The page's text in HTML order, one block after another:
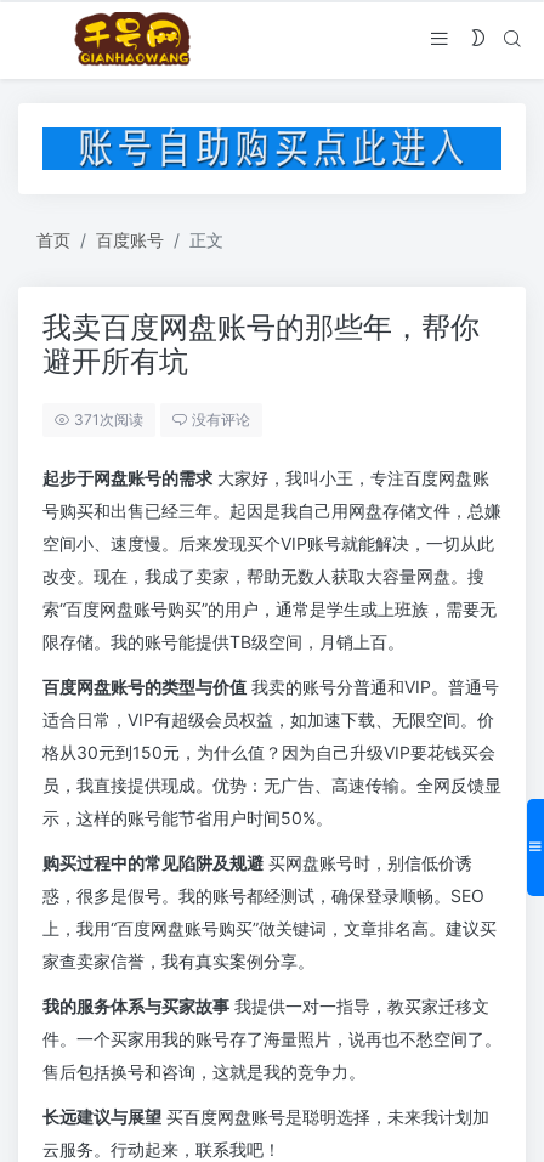
首页 百度账号 正文
我卖百度网盘账号的那些年，帮你
避开所有坑
371次阅读 没有评论
起步于网盘账号的需求 大家好，我叫小王，专注百度网盘账
号购买和出售已经三年。起因是我自己用网盘存储文件，总嫌
空间小、速度慢。后来发现买个VIP账号就能解决，一切从此
改变。现在，我成了卖家，帮助无数人获取大容量网盘。搜
索“百度网盘账号购买”的用户，通常是学生或上班族，需要无
限存储。我的账号能提供TB级空间，月销上百。
百度网盘账号的类型与价值 我卖的账号分普通和VIP。普通号
适合日常，VIP有超级会员权益，如加速下载、无限空间。价
格从30元到150元，为什么值？因为自己升级VIP要花钱买会
员，我直接提供现成。优势：无广告、高速传输。全网反馈显
示，这样的账号能节省用户时间50%。
购买过程中的常见陷阱及规避 买网盘账号时，别信低价诱
惑，很多是假号。我的账号都经测试，确保登录顺畅。SEO
上，我用“百度网盘账号购买”做关键词，文章排名高。建议买
家查卖家信誉，我有真实案例分享。
我的服务体系与买家故事 我提供一对一指导，教买家迁移文
件。一个买家用我的账号存了海量照片，说再也不愁空间了。
售后包括换号和咨询，这就是我的竞争力。
长远建议与展望 买百度网盘账号是聪明选择，未来我计划加
云服务。行动起来，联系我吧！